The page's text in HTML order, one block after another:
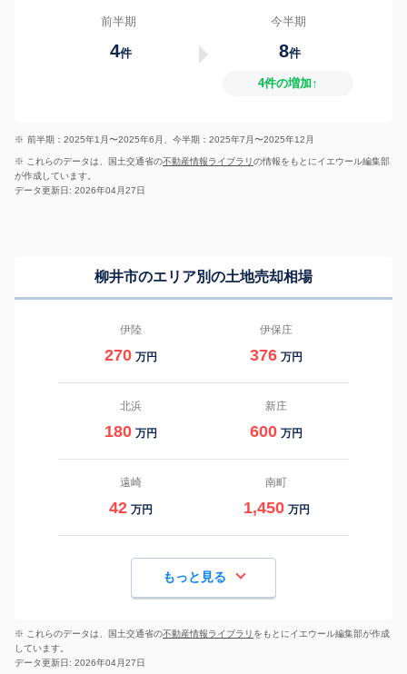
前半期
4件
今半期
8件
4件の増加↑
※ 前半期：2025年1月〜2025年6月、今半期：2025年7月〜2025年12月
※ これらのデータは、国土交通省の不動産情報ライブラリの情報をもとにイエウール編集部
が作成しています。
データ更新日: 2026年04月27日
柳井市のエリア別の土地売却相場
伊陸
270 万円
伊保庄
376 万円
北浜
180 万円
新庄
600 万円
遠崎
42 万円
南町
1,450 万円
もっと見る
※ これらのデータは、国土交通省の不動産情報ライブラリ をもとにイエウール編集部が作成
しています。
データ更新日: 2026年04月27日